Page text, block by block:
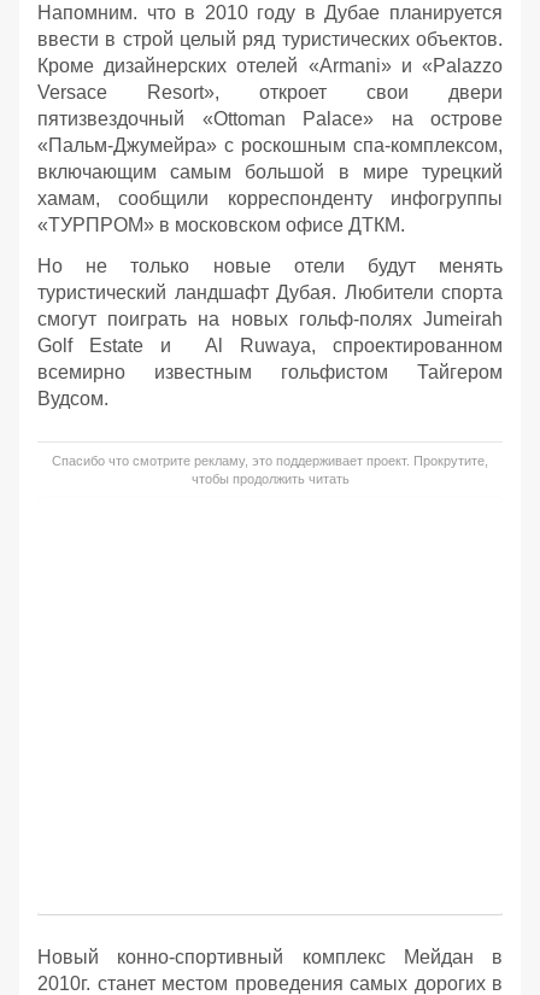
Напомним. что в 2010 году в Дубае планируется
ввести в строй целый ряд туристических объектов.
Кроме дизайнерских отелей «Armani» и «Palazzo
Versace Resort», откроет свои двери
пятизвездочный «Ottoman Palace» на острове
«Пальм-Джумейра» с роскошным спа-комплексом,
включающим самым большой в мире турецкий
хамам, сообщили корреспонденту инфогруппы
«ТУРПРОМ» в московском офисе ДТКМ.
Но не только новые отели будут менять
туристический ландшафт Дубая. Любители спорта
смогут поиграть на новых гольф-полях Jumeirah
Golf Estate и Al Ruwaya, спроектированном
всемирно известным гольфистом Тайгером
Вудсом.
Спасибо что смотрите рекламу, это поддерживает проект. Прокрутите,
чтобы продолжить читать
Новый конно-спортивный комплекс Мейдан в
2010г. станет местом проведения самых дорогих в